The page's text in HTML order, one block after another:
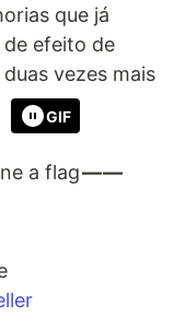
que já
efeito de
vezes mais
GIF
a flag— —